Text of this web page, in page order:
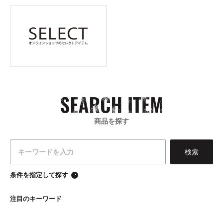
商品を探す
条件を指定して探す
注目のキーワード